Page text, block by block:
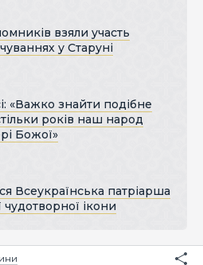
взяли участь
у Старуні
«Важко знайти подібне
років наш народ
Божої»
Всеукраїнська патріарша
ікони